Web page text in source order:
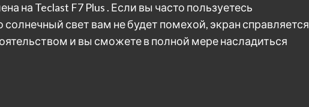
на Teclast F7 Plus . Если вы часто пользуетесь
свет вам не будет помехой, экран справляется
и вы сможете в полной мере насладиться